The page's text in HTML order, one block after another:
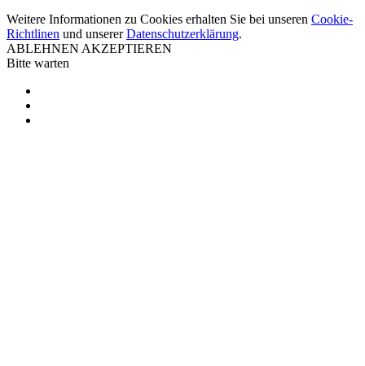
Weitere Informationen zu Cookies erhalten Sie bei unseren Cookie-
Richtlinen und unsererDatenschutzerklärung.
ABLEHNEN AKZEPTIEREN
Bitte warten